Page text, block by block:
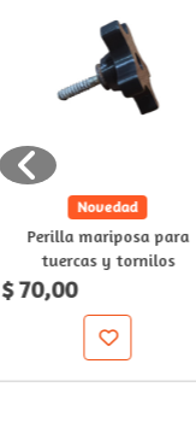
Novedad
Perilla mariposa para
tuercas y tornilos
$ 70,00